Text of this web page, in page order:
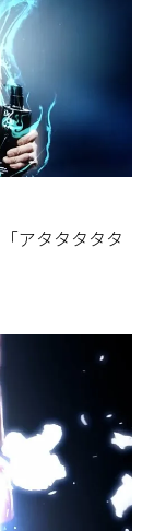
アタタタタタ